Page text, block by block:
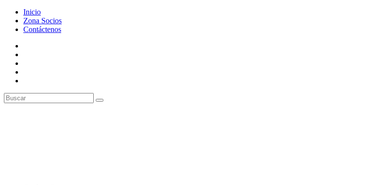
Inicio
Zona Socios
Contáctenos